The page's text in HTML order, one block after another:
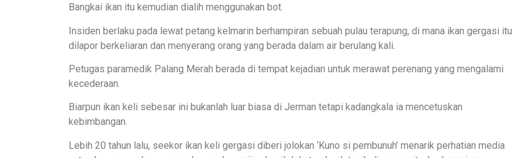
Bangkai ikan itu kemudian dialih menggunakan bot.
Insiden berlaku pada lewat petang kelmarin berhampiran sebuah pulau terapung, di mana ikan gergasi itu
dilapor berkeliaran dan menyerang orang yang berada dalam air berulang kali.
Petugas paramedik Palang Merah berada di tempat kejadian untuk merawat perenang yang mengalami
kecederaan.
Biarpun ikan keli sebesar ini bukanlah luar biasa di Jerman tetapi kadangkala ia mencetuskan
kebimbangan.
Lebih 20 tahun lalu, seekor ikan keli gergasi diberi jolokan ‘Kuno si pembunuh’ menarik perhatian media